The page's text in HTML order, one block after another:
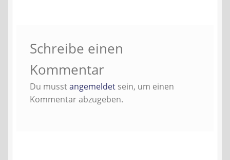
Widerrufsbelehrung
Datenschutzerklärung
Schreibe einen
Kommentar
Du musstangemeldetsein, um einen
Kommentar abzugeben.